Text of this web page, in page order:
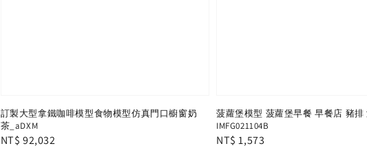
訂製大型拿鐵咖啡模型食物模型仿真門口櫥窗奶
茶_aDXM
Regular
NT$ 92,032
菠蘿堡模型 菠蘿堡早餐 早餐店 豬排
IMFG021104B
Regular
NT$ 1,573